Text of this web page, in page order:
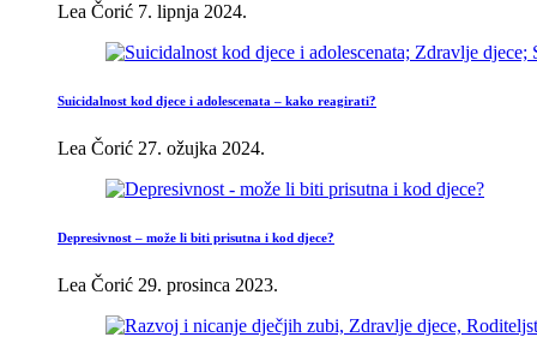
Lea Čorić 7. lipnja 2024.
Suicidalnost kod djece i adolescenata – kako reagirati?
Lea Čorić 27. ožujka 2024.
Depresivnost – može li biti prisutna i kod djece?
Lea Čorić 29. prosinca 2023.